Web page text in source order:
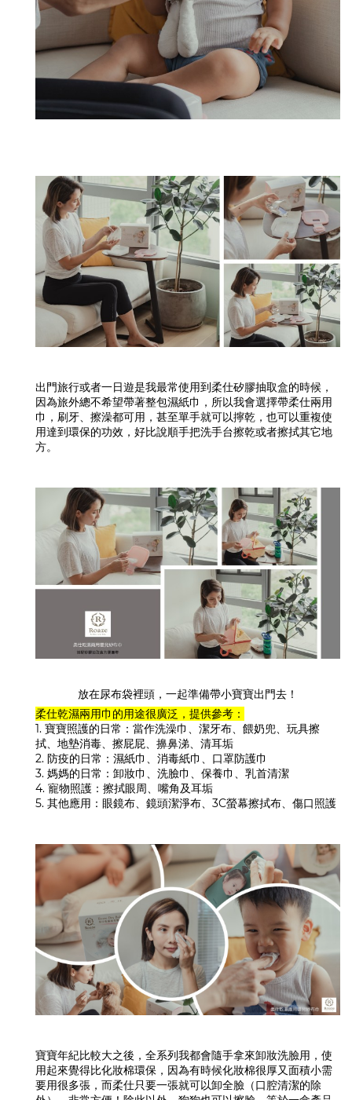
出門旅行或者一日遊是我最常使用到柔仕矽膠抽取盒的時候，
因為旅外總不希望帶著整包濕紙巾，所以我會選擇帶柔仕兩用
巾，刷牙、擦澡都可用，甚至單手就可以擰乾，也可以重複使
用達到環保的功效，好比說順手把洗手台擦乾或者擦拭其它地
方。
放在尿布袋裡頭，一起準備帶小寶寶出門去！
柔仕乾濕兩用巾的用途很廣泛，提供參考：
1. 寶寶照護的日常：當作洗澡巾、潔牙布、餵奶兜、玩具擦
拭、地墊消毒、擦屁屁、擤鼻涕、清耳垢
2. 防疫的日常：濕紙巾、消毒紙巾、口罩防護巾
3. 媽媽的日常：卸妝巾、洗臉巾、保養巾、乳首清潔
4. 寵物照護：擦拭眼周、嘴角及耳垢
5. 其他應用：眼鏡布、鏡頭潔淨布、3C螢幕擦拭布、傷口照護
寶寶年紀比較大之後，全系列我都會隨手拿來卸妝洗臉用，使
用起來覺得比化妝棉環保，因為有時候化妝棉很厚又面積小需
要用很多張，而柔仕只要一張就可以卸全臉（口腔清潔的除